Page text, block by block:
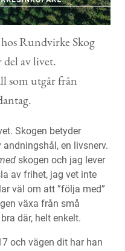
Rundvirke Skog
del av livet.
som utgår från
Skogen betyder
en livsnerv.
skogen och jag lever
av frihet, jag vet inte
väl om att ”följa med”
växa från små
där, helt enkelt.
och vägen dit har han